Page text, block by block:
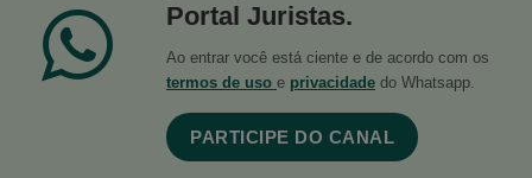
Portal Juristas.
Ao entrar você está ciente e de acordo com os
termos de uso e privacidade do Whatsapp.
PARTICIPE DO CANAL